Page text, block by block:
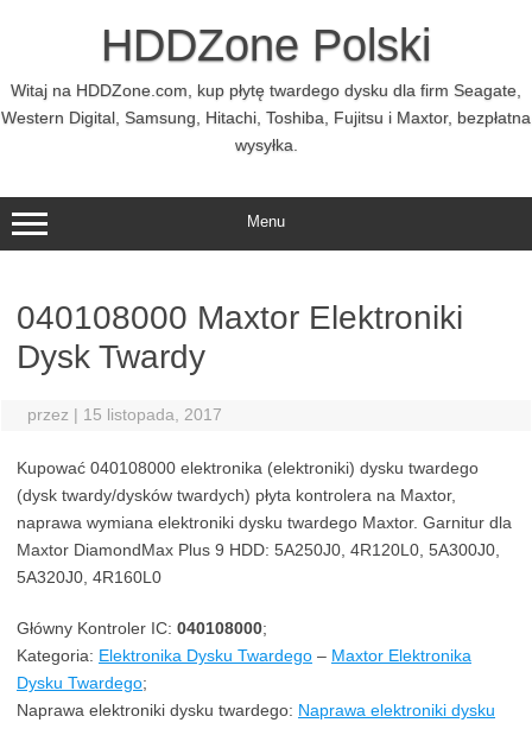
HDDZone Polski
Witaj na HDDZone.com, kup płytę twardego dysku dla firm Seagate,
Western Digital, Samsung, Hitachi, Toshiba, Fujitsu i Maxtor, bezpłatna
wysyłka.
Menu
040108000 Maxtor Elektroniki
Dysk Twardy
przez | 15 listopada, 2017
Kupować 040108000 elektronika (elektroniki) dysku twardego
(dysk twardy/dysków twardych) płyta kontrolera na Maxtor,
naprawa wymiana elektroniki dysku twardego Maxtor. Garnitur dla
Maxtor DiamondMax Plus 9 HDD: 5A250J0, 4R120L0, 5A300J0,
5A320J0, 4R160L0
Główny Kontroler IC: 040108000;
Kategoria: Elektronika Dysku Twardego – Maxtor Elektronika
Dysku Twardego;
Naprawa elektroniki dysku twardego: Naprawa elektroniki dysku